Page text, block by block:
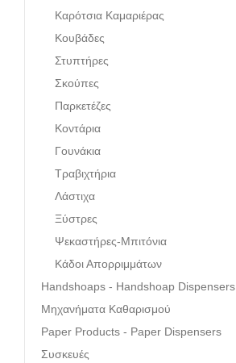
Καρότσια Καμαριέρας
Κουβάδες
Στυπτήρες
Σκούπες
Παρκετέζες
Κοντάρια
Γουνάκια
Τραβιχτήρια
Λάστιχα
Ξύστρες
Ψεκαστήρες-Μπιτόνια
Κάδοι Απορριμμάτων
Handshoaps - Handshoap Dispensers
Μηχανήματα Καθαρισμού
Paper Products - Paper Dispensers
Συσκευές